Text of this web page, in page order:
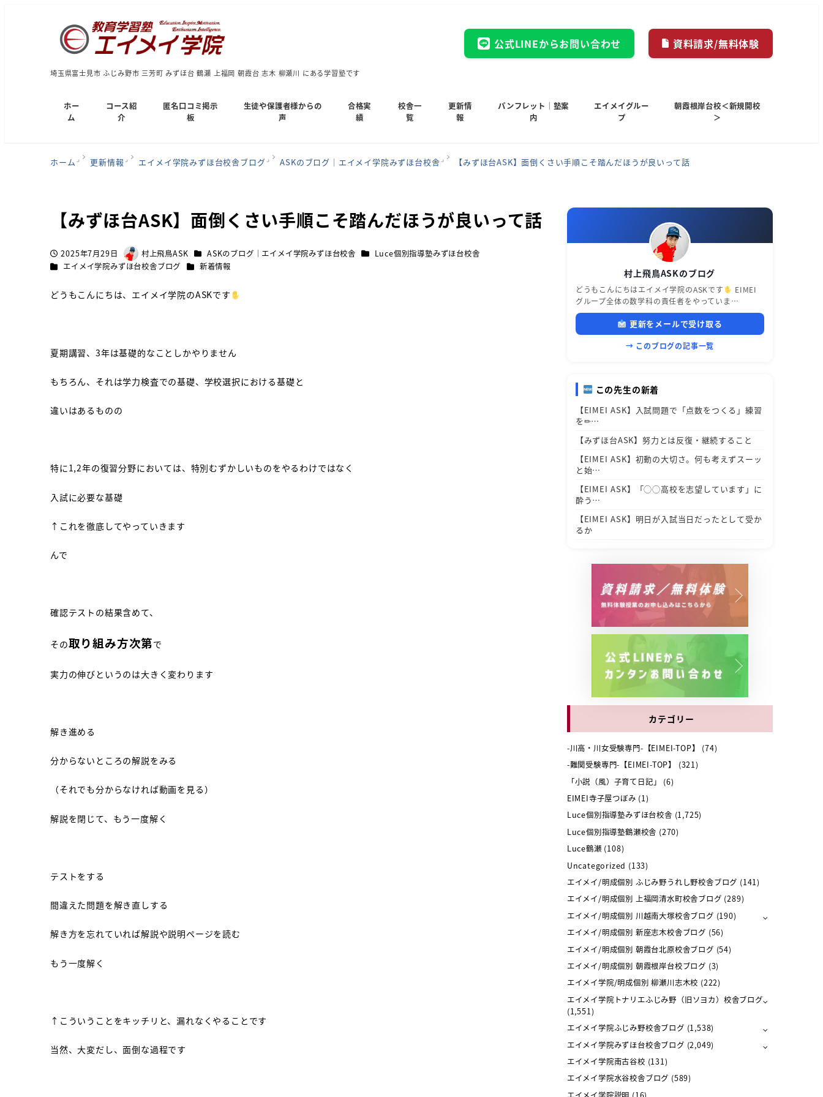
埼玉県富士見市 ふじみ野市 三芳町 みずほ台 鶴瀬 上福岡 朝霞台 志木 柳瀬川 にある学習塾です
公式LINEからお問い合わせ 資料請求/無料体験
ホー
ム
コース紹
介
匿名口コミ掲示
板
生徒や保護者様からの
声
合格実
績
校舎一
覧
更新情
報
パンフレット｜塾案
内
エイメイグルー
プ
朝霞根岸台校＜新規開校
＞
ホーム 更新情報 エイメイ学院みずほ台校舎ブログ ASKのブログ｜エイメイ学院みずほ台校舎 【みずほ台ASK】面倒くさい手順こそ踏んだほうが良いって話
【みずほ台ASK】面倒くさい手順こそ踏んだほうが良いって話
投稿日2025年7月29日
著
者
村上飛鳥ASK カテゴリー
ASKのブログ｜エイメイ学院みずほ台校舎 カテゴリー
Luce個別指導塾みずほ台校舎
カテゴリー
エイメイ学院みずほ台校舎ブログ カテゴリー
新着情報
どうもこんにちは、エイメイ学院のASKです
夏期講習、3年は基礎的なことしかやりません
もちろん、それは学力検査での基礎、学校選択における基礎と
違いはあるものの
特に1,2年の復習分野においては、特別むずかしいものをやるわけではなく
入試に必要な基礎
↑これを徹底してやっていきます
んで
確認テストの結果含めて、
その取り組み方次第で
実力の伸びというのは大きく変わります
解き進める
分からないところの解説をみる
（それでも分からなければ動画を見る）
解説を閉じて、もう一度解く
テストをする
間違えた問題を解き直しする
解き方を忘れていれば解説や説明ページを読む
もう一度解く
↑こういうことをキッチリと、漏れなくやることです
当然、大変だし、面倒な過程です
村上飛鳥ASKのブログ
どうもこんにちはエイメイ学院のASKです
EIMEI
グループ全体の数学科の責任者をやっていま…
更新をメールで受け取る
→ このブログの記事一覧
この先生の新着
【EIMEI ASK】入試問題で「点数をつくる」練習
を✏…
【みずほ台ASK】努力とは反復・継続すること
【EIMEI ASK】初動の大切さ。何も考えずスーッ
と始…
【EIMEI ASK】「◯◯高校を志望しています」に
酔う…
【EIMEI ASK】明日が入試当日だったとして受か
るか
カテゴリー
-川高・川女受験専門-【EIMEI-TOP】
(74)
-難関受験専門-【EIMEI-TOP】
(321)
「小説（風）子育て日記」
(6)
EIMEI寺子屋つぼみ (1)
Luce個別指導塾みずほ台校舎 (1,725)
Luce個別指導塾鶴瀬校舎 (270)
Luce鶴瀬 (108)
Uncategorized (133)
エイメイ/明成個別 ふじみ野うれし野校舎ブログ (141)
エイメイ/明成個別 上福岡清水町校舎ブログ (289)
エイメイ/明成個別 川越南大塚校舎ブログ (190)
エイメイ/明成個別 新座志木校舎ブログ (56)
エイメイ/明成個別 朝霞台北原校舎ブログ (54)
エイメイ/明成個別 朝霞根岸台校ブログ (3)
エイメイ学院/明成個別 柳瀬川志木校 (222)
エイメイ学院トナリエふじみ野（旧ソヨカ）校舎ブログ
(1,551)
エイメイ学院ふじみ野校舎ブログ (1,538)
エイメイ学院みずほ台校舎ブログ (2,049)
エイメイ学院南古谷校 (131)
エイメイ学院水谷校舎ブログ (589)